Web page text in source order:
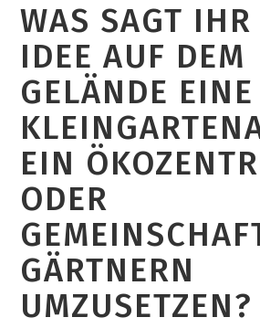
Schaffung
Von
Sozialer
Gerechtigkeit?
WAS SAGT
IDEE AUF DEM
GELÄNDE EINE
EIN
ODER
GÄRTNERN
UMZUSETZEN?